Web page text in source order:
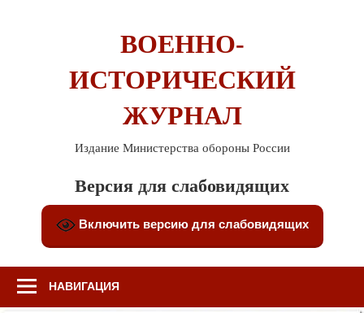
ВОЕННО-
ИСТОРИЧЕСКИЙ
ЖУРНАЛ
Издание Министерства обороны России
Версия для слабовидящих
Включить версию для слабовидящих
НАВИГАЦИЯ